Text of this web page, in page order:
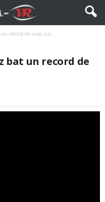
record de vues sur...
bat un record de